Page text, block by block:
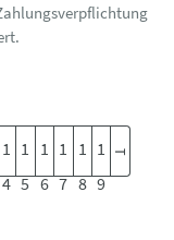
1
4
1
5
1
6
1
7
1
8
1
9